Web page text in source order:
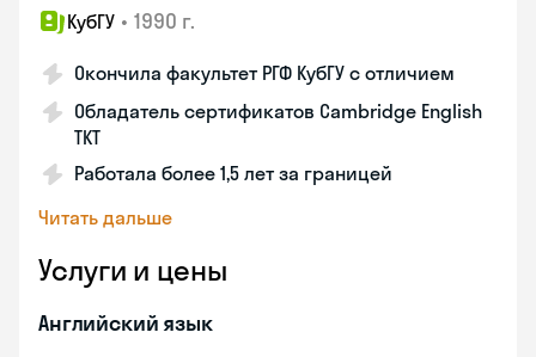
КубГУ • 1990 г.
Окончила факультет РГФ КубГУ с отличием
Обладатель сертификатов Cambridge English
TKT
Работала более 1,5 лет за границей
Читать дальше
Услуги и цены
Английский язык